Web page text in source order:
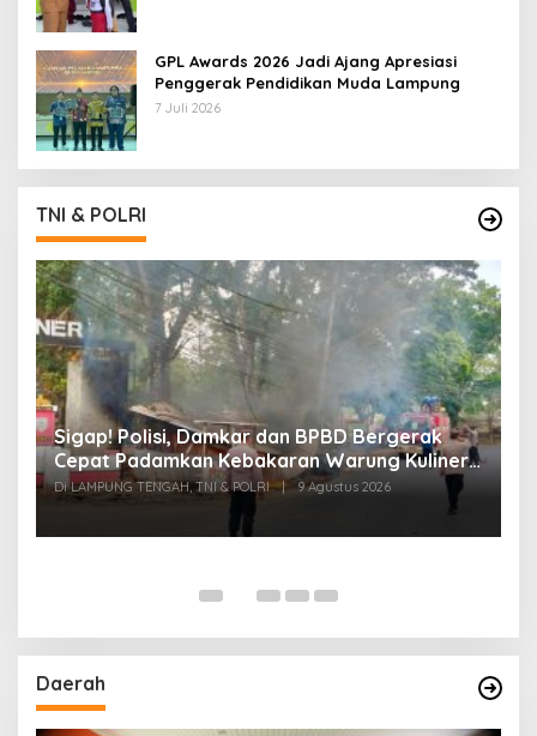
GPL Awards 2026 Jadi Ajang Apresiasi
Penggerak Pendidikan Muda Lampung
7 Juli 2026
TNI & POLRI
Sigap! Polisi, Damkar dan BPBD Bergerak
Cepat Padamkan Kebakaran Warung Kuliner
di Prosida Bandar Jaya
Di LAMPUNG TENGAH, TNI & POLRI | 9 Agustus 2026
Daerah